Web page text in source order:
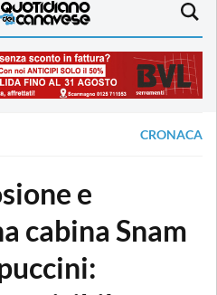
CRONACA
e
cabina Snam